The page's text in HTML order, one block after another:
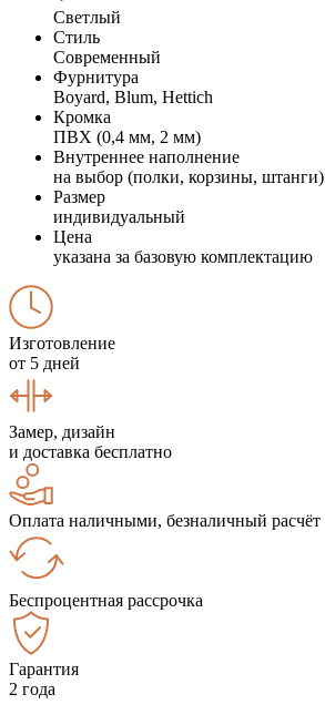
Светлый
Стиль
Современный
Фурнитура
Boyard, Blum, Hettich
Кромка
ПВХ (0,4 мм, 2 мм)
Внутреннее наполнение
на выбор (полки, корзины, штанги)
Размер
индивидуальный
Цена
указана за базовую комплектацию
Изготовление
от 5 дней
Замер, дизайн
и доставка бесплатно
Оплата наличными, безналичный расчёт
Беспроцентная рассрочка
Гарантия
2 года